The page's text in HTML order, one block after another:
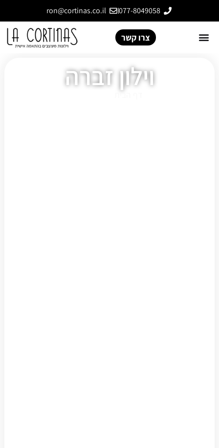
077-8049058
ron@cortinas.co.il
צרו קשר
וילון זברה
דף הבית